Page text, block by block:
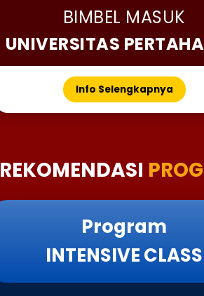
BIMBEL MASUK
UNIVERSITAS
Info Selengkapnya
REKOMENDASI
Program
INTENSIVE CLASS